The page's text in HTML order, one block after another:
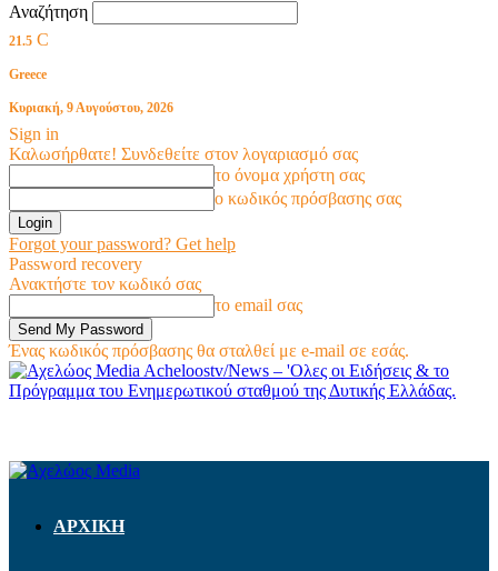
Αναζήτηση
21.5 C
Greece
Κυριακή, 9 Αυγούστου, 2026
Sign in
Καλωσήρθατε! Συνδεθείτε στον λογαριασμό σας
το όνομα χρήστη σας
ο κωδικός πρόσβασης σας
Forgot your password? Get help
Password recovery
Ανακτήστε τον κωδικό σας
το email σας
Ένας κωδικός πρόσβασης θα σταλθεί με e-mail σε εσάς.
Acheloostv/News – 'Ολες οι Ειδήσεις & το
Πρόγραμμα του Ενημερωτικού σταθμού της Δυτικής Ελλάδας.
ΑΡΧΙΚΗ